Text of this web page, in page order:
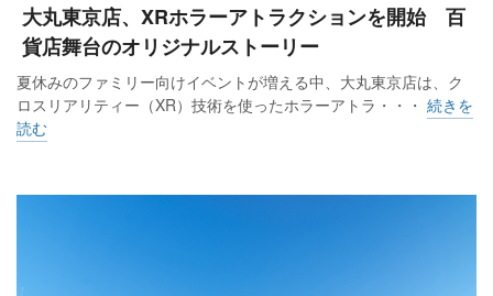
大丸東京店、XRホラーアトラクションを開始 百
貨店舞台のオリジナルストーリー
夏休みのファミリー向けイベントが増える中、大丸東京店は、ク
ロスリアリティー（XR）技術を使ったホラーアトラ・・・ 続きを
読む